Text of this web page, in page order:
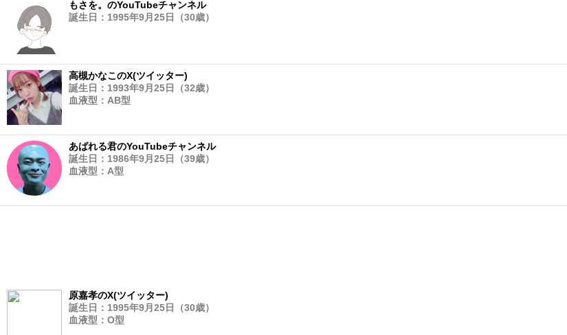
もさを。のYouTubeチャンネル
誕生日：1995年9月25日（30歳）
高槻かなこのX(ツイッター)
誕生日：1993年9月25日（32歳）
血液型：AB型
あばれる君のYouTubeチャンネル
誕生日：1986年9月25日（39歳）
血液型：A型
原嘉孝のX(ツイッター)
誕生日：1995年9月25日（30歳）
血液型：O型